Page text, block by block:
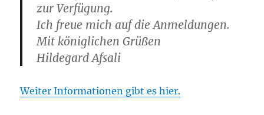
zur Verfügung.
Ich freue mich auf die Anmeldungen.
Mit königlichen Grüßen
Hildegard Afsali
Weiter Informationen gibt es hier.